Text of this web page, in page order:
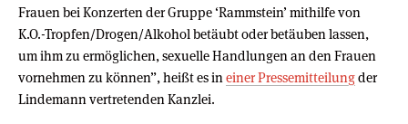
Frauen bei Konzerten der Gruppe ‘Rammstein’ mithilfe von
K.O.-Tropfen/Drogen/Alkohol betäubt oder betäuben lassen,
um ihm zu ermöglichen, sexuelle Handlungen an den Frauen
vornehmen zu können”, heißt es in einer Pressemitteilungder
Lindemann vertretenden Kanzlei.